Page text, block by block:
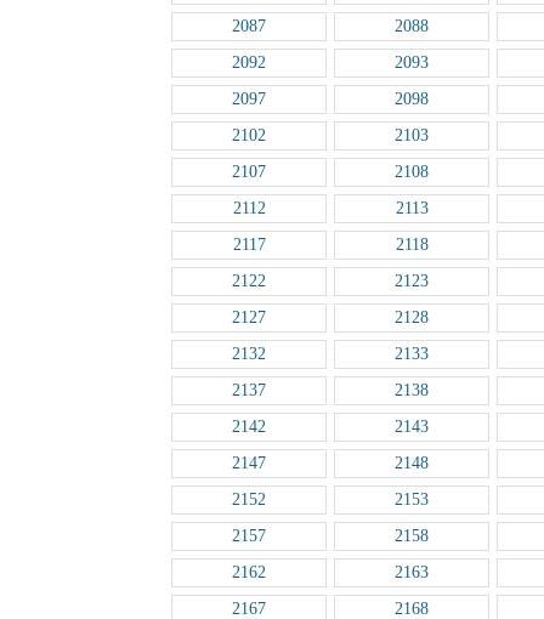
2087
2088
2092
2093
2097
2098
2102
2103
2107
2108
2112
2113
2117
2118
2122
2123
2127
2128
2132
2133
2137
2138
2142
2143
2147
2148
2152
2153
2157
2158
2162
2163
2167
2168